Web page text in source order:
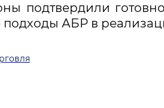
подтвердили
АБР в